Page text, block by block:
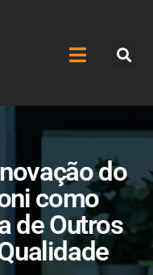
do
como
de Outros